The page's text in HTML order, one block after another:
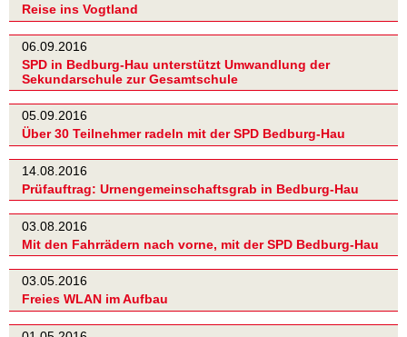
Reise ins Vogtland
06.09.2016
SPD in Bedburg-Hau unterstützt Umwandlung der
Sekundarschule zur Gesamtschule
05.09.2016
Über 30 Teilnehmer radeln mit der SPD Bedburg-Hau
14.08.2016
Prüfauftrag: Urnengemeinschaftsgrab in Bedburg-Hau
03.08.2016
Mit den Fahrrädern nach vorne, mit der SPD Bedburg-Hau
03.05.2016
Freies WLAN im Aufbau